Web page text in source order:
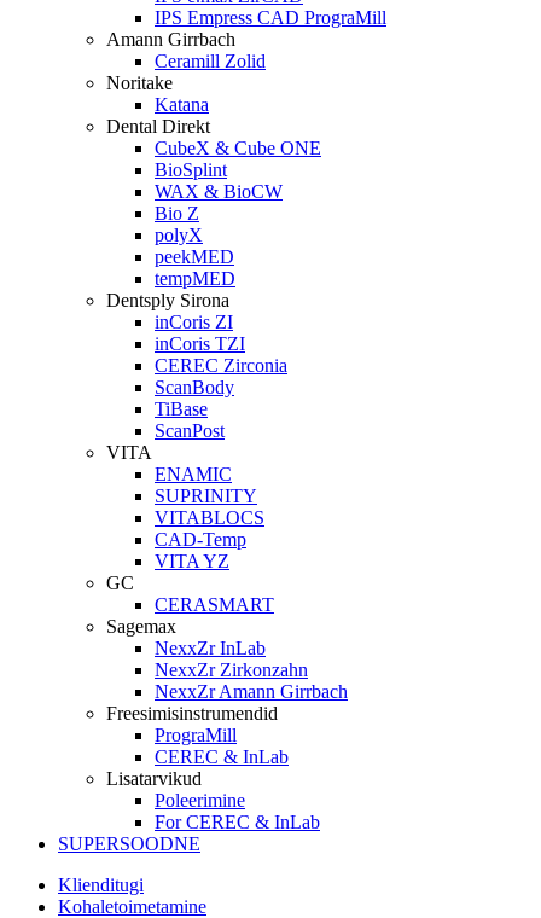
IPS Empress CAD PrograMill
Amann Girrbach
Ceramill Zolid
Noritake
Katana
Dental Direkt
CubeX & Cube ONE
BioSplint
WAX & BioCW
Bio Z
polyX
peekMED
tempMED
Dentsply Sirona
inCoris ZI
inCoris TZI
CEREC Zirconia
ScanBody
TiBase
ScanPost
VITA
ENAMIC
SUPRINITY
VITABLOCS
CAD-Temp
VITA YZ
GC
CERASMART
Sagemax
NexxZr InLab
NexxZr Zirkonzahn
NexxZr Amann Girrbach
Freesimisinstrumendid
PrograMill
CEREC & InLab
Lisatarvikud
Poleerimine
For CEREC & InLab
SUPERSOODNE
Klienditugi
Kohaletoimetamine